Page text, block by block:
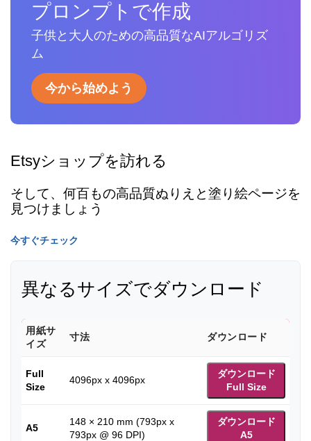
プロンプトで作成
子供と大人のための高品質なAIアルゴリズ
ム
今から始めよう
Etsyショップを訪れる
そして、何百もの高品質ぬりえと塗り絵ページを
見つけましょう
今すぐチェック
異なるサイズでダウンロード
用紙サ
イズ
寸法 ダウンロード
Full
Size
4096px x 4096px
ダウンロード
Full Size
A5
148 × 210 mm (793px x
793px @ 96 DPI)
ダウンロード
A5